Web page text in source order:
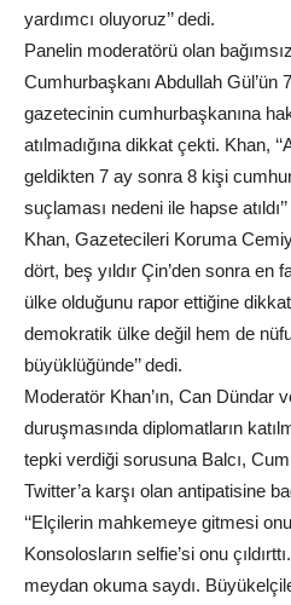
yardımcı oluyoruz’’ dedi.
Panelin moderatörü olan
Cumhurbaşkanı Abdullah Gül’ün
gazetecinin cumhurbaşkanına
atılmadığına dikkat çekti. Khan,
geldikten 7 ay sonra 8 kişi
suçlaması nedeni ile hapse
Khan, Gazetecileri Koruma
dört, beş yıldır Çin’den sonra en
ülke olduğunu rapor ettiğine
demokratik ülke değil hem de
büyüklüğünde’’ dedi.
Moderatör Khan’ın, Can Dündar
duruşmasında diplomatların
tepki verdiği sorusuna Balcı,
Twitter’a karşı olan antipatisine
‘‘Elçilerin mahkemeye gitmesi
Konsolosların selfie’si onu
meydan okuma saydı.